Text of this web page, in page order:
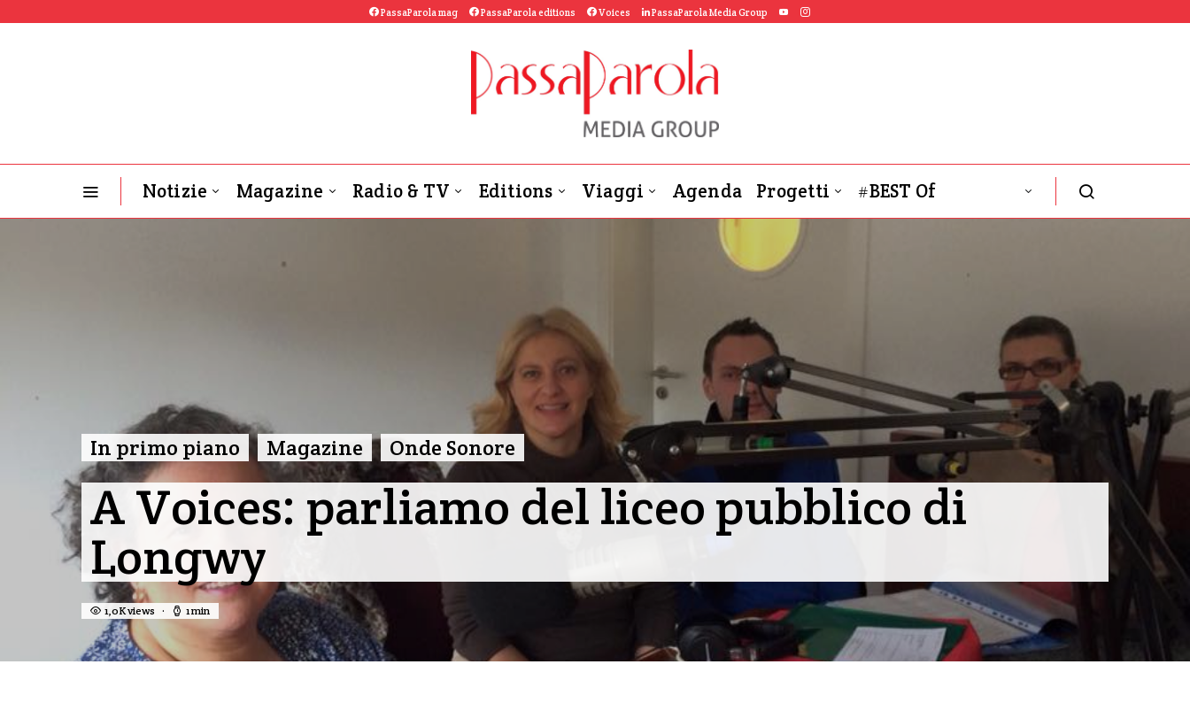
PassaParola mag PassaParola editions Voices PassaParola Media Group
Notizie Magazine Radio & TV Editions Viaggi Agenda Progetti #BEST Of
In primo piano Magazine Onde Sonore
A Voices: parliamo del liceo pubblico di
Longwy
1,0K views 1 min